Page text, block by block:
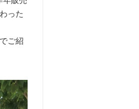
った
ご紹